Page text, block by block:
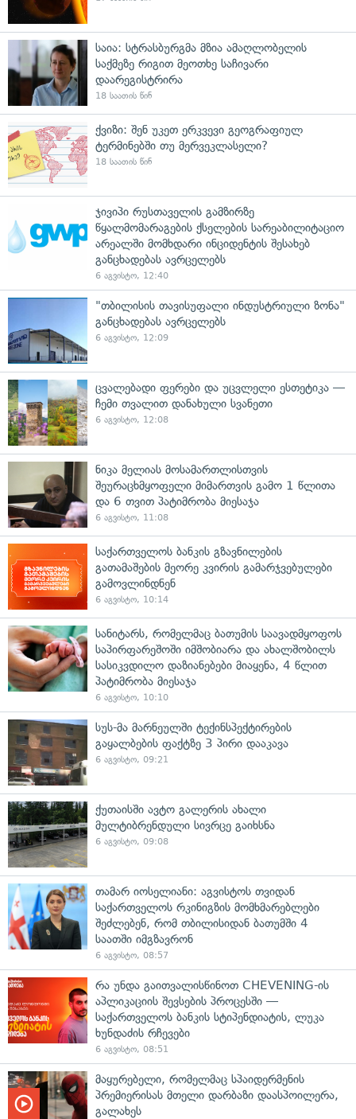
საია: სტრასბურგმა მზია ამაღლობელის
საქმეზე რიგით მეოთხე საჩივარი
დაარეგისტრირა
18 საათის წინ
ქვიზი: შენ უკეთ ერკვევი გეოგრაფიულ
ტერმინებში თუ მერვეკლასელი?
18 საათის წინ
ჯივიპი რუსთაველის გამზირზე
წყალმომარაგების ქსელების სარეაბილიტაციო
არეალში მომხდარი ინციდენტის შესახებ
განცხადებას ავრცელებს
6 აგვისტო, 12:40
"თბილისის თავისუფალი ინდუსტრიული ზონა"
განცხადებას ავრცელებს
6 აგვისტო, 12:09
ცვალებადი ფერები და უცვლელი ესთეტიკა —
ჩემი თვალით დანახული სვანეთი
6 აგვისტო, 12:08
ნიკა მელიას მოსამართლისთვის
შეურაცხმყოფელი მიმართვის გამო 1 წლითა
და 6 თვით პატიმრობა მიესაჯა
6 აგვისტო, 11:08
საქართველოს ბანკის გზავნილების
გათამაშების მეორე კვირის გამარჯვებულები
გამოვლინდნენ
6 აგვისტო, 10:14
სანიტარს, რომელმაც ბათუმის საავადმყოფოს
საპირფარეშოში იმშობიარა და ახალშობილს
სასიკვდილო დაზიანებები მიაყენა, 4 წლით
პატიმრობა მიესაჯა
6 აგვისტო, 10:10
სუს-მა მარნეულში ტექინსპექტირების
გაყალბების ფაქტზე 3 პირი დააკავა
6 აგვისტო, 09:21
ქუთაისში ავტო გალერის ახალი
მულტიბრენდული სივრცე გაიხსნა
6 აგვისტო, 09:08
თამარ იოსელიანი: აგვისტოს თვიდან
საქართველოს რკინიგზის მომხმარებლები
შეძლებენ, რომ თბილისიდან ბათუმში 4
საათში იმგზავრონ
6 აგვისტო, 08:57
რა უნდა გაითვალისწინოთ CHEVENING-ის
აპლიკაციის შევსების პროცესში —
საქართველოს ბანკის სტიპენდიატის, ლუკა
ხუნდაძის რჩევები
6 აგვისტო, 08:51
მაყურებელი, რომელმაც სპაიდერმენის
პრემიერისას მთელი დარბაზი დაასპოილერა,
გალახეს